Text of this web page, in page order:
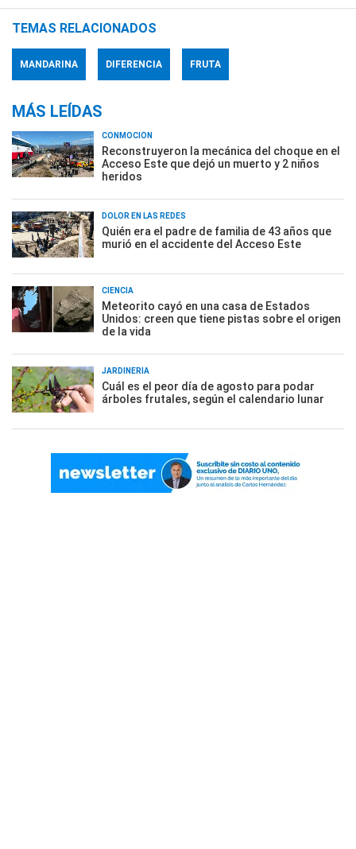
TEMAS RELACIONADOS
MANDARINA DIFERENCIA FRUTA
MÁS LEÍDAS
CONMOCIÓN
Reconstruyeron la mecánica del choque en el
Acceso Este que dejó un muerto y 2 niños
heridos
DOLOR EN LAS REDES
Quién era el padre de familia de 43 años que
murió en el accidente del Acceso Este
CIENCIA
Meteorito cayó en una casa de Estados
Unidos: creen que tiene pistas sobre el origen
de la vida
JARDINERÍA
Cuál es el peor día de agosto para podar
árboles frutales, según el calendario lunar